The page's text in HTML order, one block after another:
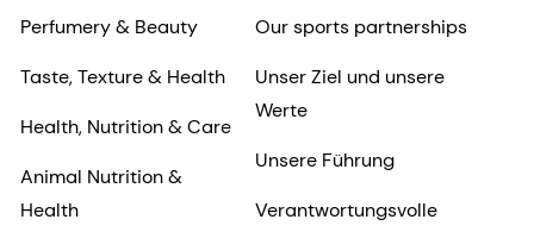
Perfumery & Beauty
Taste, Texture & Health
Health, Nutrition & Care
Animal Nutrition &
Health
Our sports partnerships
Unser Ziel und unsere
Werte
Unsere Führung
Verantwortungsvolle